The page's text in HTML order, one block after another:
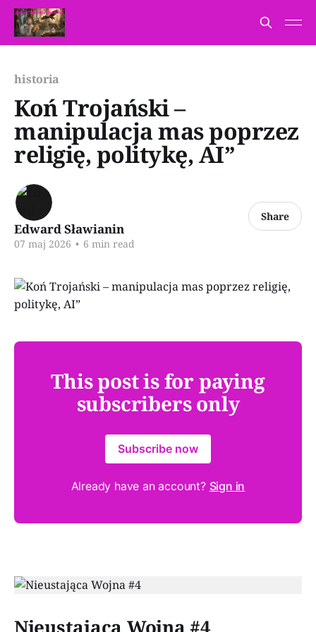
historia
Koń Trojański –
manipulacja mas poprzez
religię, politykę, AI”
Edward Sławianin
07 maj 2026 • 6 min read
Share
This post is for paying
subscribers only
Subscribe now
Already have an account? Sign in
Nieustająca Wojna #4